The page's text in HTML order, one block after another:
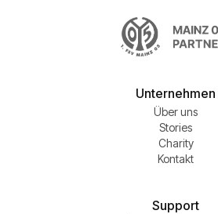
Unternehmen
Über uns
Stories
Charity
Kontakt
Support